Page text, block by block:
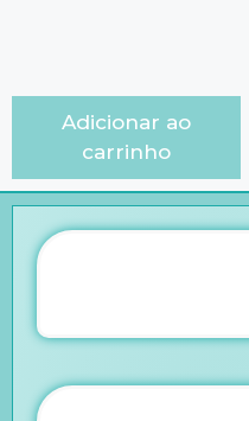
Adicionar ao
carrinho